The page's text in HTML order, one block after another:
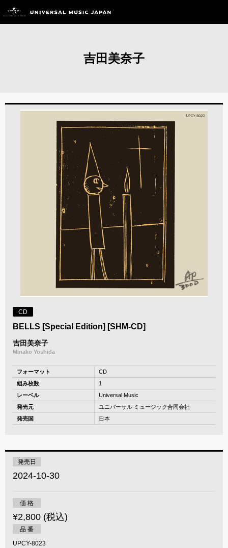
吉田美奈子
CD
BELLS [Special Edition] [SHM-CD]
吉田美奈子
Minako Yoshida
フォーマット
CD
組み枚数
1
レーベル
Universal Music
発売元
ユニバーサル ミュージック合同会社
発売国
日本
発売日
2024-10-30
価 格
¥2,800 (税込)
品 番
UPCY-8023